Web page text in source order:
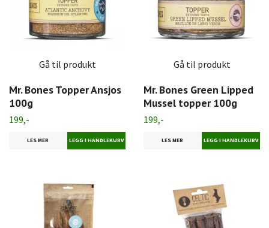
Gå til produkt
Mr. Bones Topper Ansjos
100g
199,-
LES MER
Gå til produkt
Mr. Bones Green Lipped
Mussel topper 100g
199,-
LES MER